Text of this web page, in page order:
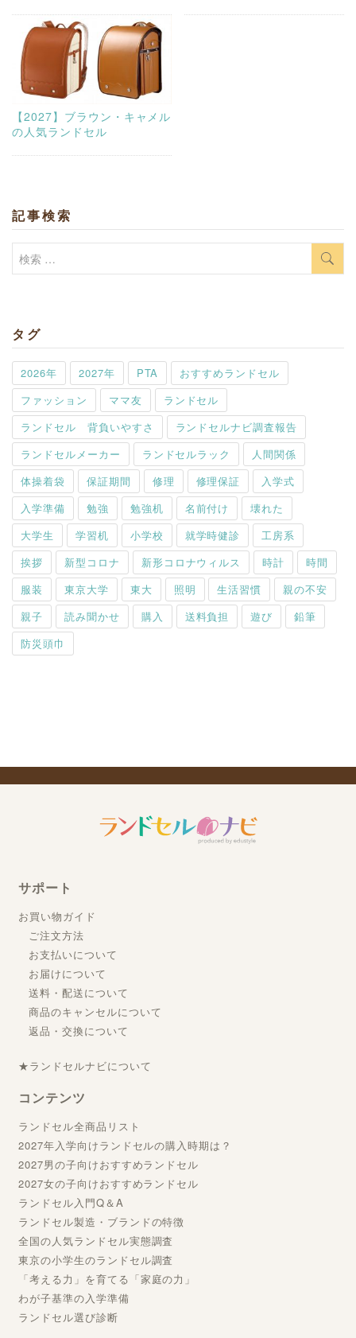
【2027】ブラウン・キャメル
の人気ランドセル
記事検索
検
タグ
2026年 2027年 PTA
おすすめランドセル
ファッション
ママ友
ランドセル
ランドセル 背負いやすさ
ランドセルナビ調査報告
ランドセルメーカー
ランドセルラック
人間関係
体操着袋
保証期間 修理 修理保証
入学式
入学準備
勉強 勉強机 名前付け
壊れた
大学生
学習机 小学校 就学時健診
工房系
挨拶
新型コロナ 新形コロナウィルス 時計
時間
服装
東京大学 東大 照明 生活習慣
親の不安
親子
読み聞かせ 購入 送料負担 遊び
鉛筆
防災頭巾
サポート
お買い物ガイド
ご注文方法
お支払いについて
お届けについて
送料・配送について
商品のキャンセルについて
返品・交換について
★ランドセルナビについて
コンテンツ
ランドセル全商品リスト
2027年入学向けランドセルの購入時期は？
2027男の子向けおすすめランドセル
2027女の子向けおすすめランドセル
ランドセル入門Q＆A
ランドセル製造・ブランドの特徴
全国の人気ランドセル実態調査
東京の小学生のランドセル調査
「考える力」を育てる「家庭の力」
わが子基準の入学準備
ランドセル選び診断